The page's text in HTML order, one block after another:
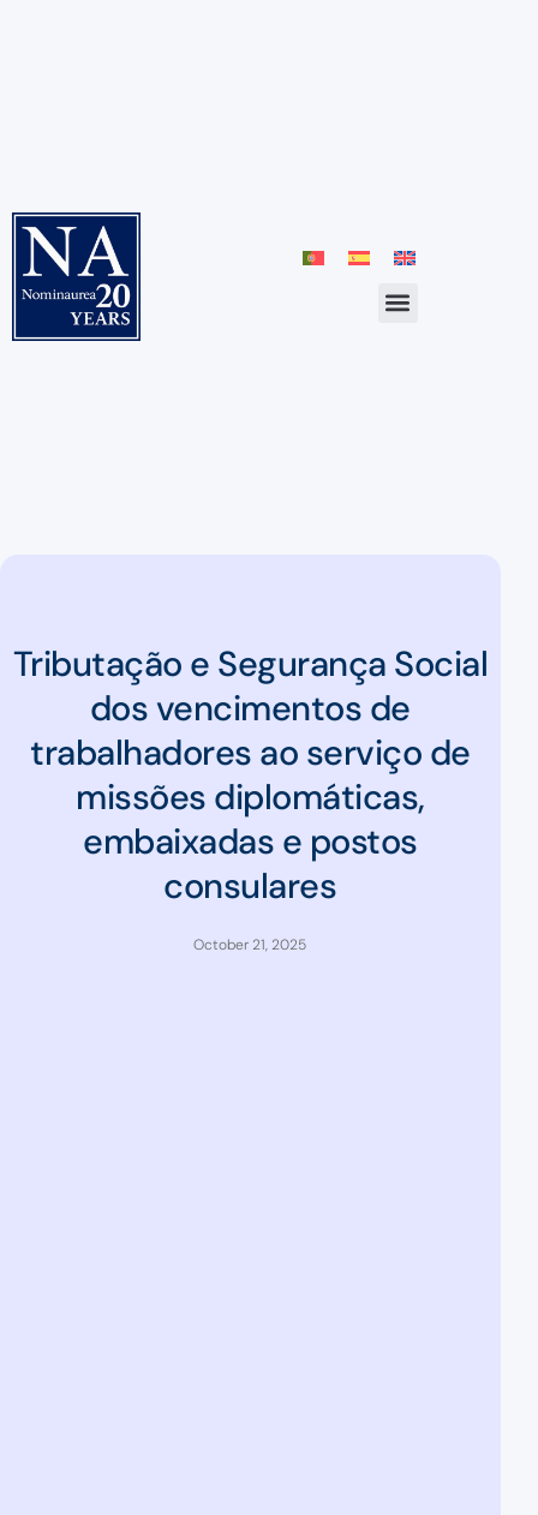
Tributação e Segurança Social
dos vencimentos de
trabalhadores ao serviço de
missões diplomáticas,
embaixadas e postos
consulares
October 21, 2025